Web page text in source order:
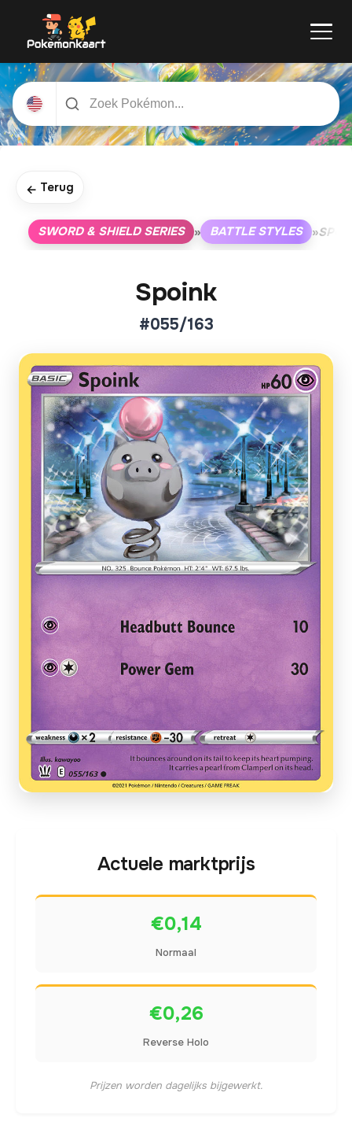
← Terug
SWORD & SHIELD SERIES » BATTLE STYLES »
Spoink
#055/163
Actuele marktprijs
€0,14
Normaal
€0,26
Reverse Holo
Prijzen worden dagelijks bijgewerkt.